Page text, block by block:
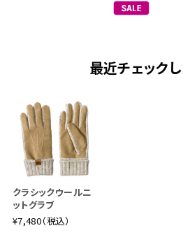
最近チェック
クラシックウールニ
ットグラブ
¥7,480（税込）